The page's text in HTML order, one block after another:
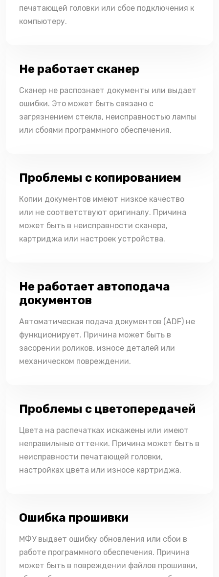
печатающей головки или сбое подключения к
компьютеру.
Не работает сканер
Сканер не распознает документы или выдает
ошибки. Это может быть связано с
загрязнением стекла, неисправностью лампы
или сбоями программного обеспечения.
Проблемы с копированием
Копии документов имеют низкое качество
или не соответствуют оригиналу. Причина
может быть в неисправности сканера,
картриджа или настроек устройства.
Не работает автоподача
документов
Автоматическая подача документов (ADF) не
функционирует. Причина может быть в
засорении роликов, износе деталей или
механическом повреждении.
Проблемы с цветопередачей
Цвета на распечатках искажены или имеют
неправильные оттенки. Причина может быть в
неисправности печатающей головки,
настройках цвета или износе картриджа.
Ошибка прошивки
МФУ выдает ошибку обновления или сбои в
работе программного обеспечения. Причина
может быть в повреждении файлов прошивки,